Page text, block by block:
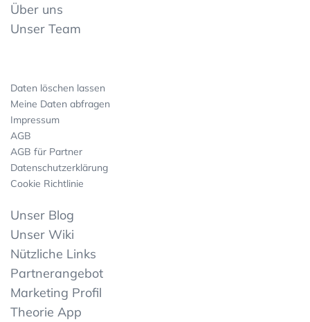
Über uns
Unser Team
Daten löschen lassen
Meine Daten abfragen
Impressum
AGB
AGB für Partner
Datenschutzerklärung
Cookie Richtlinie
Unser Blog
Unser Wiki
Nützliche Links
Partnerangebot
Marketing Profil
Theorie App